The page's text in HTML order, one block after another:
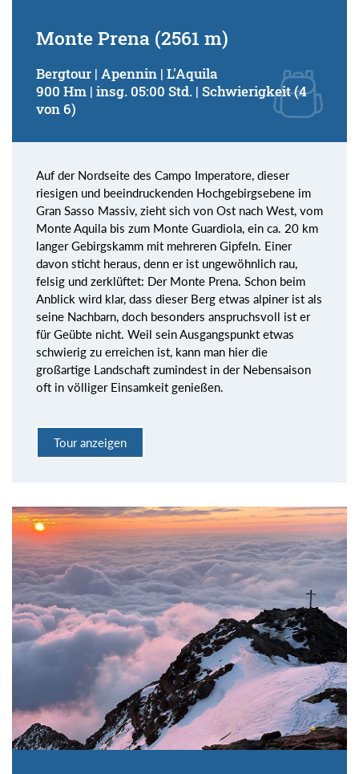
Monte Prena (2561 m)
Bergtour | Apennin | L'Aquila
900 Hm | insg. 05:00 Std. | Schwierigkeit (4
von 6)
Auf der Nordseite des Campo Imperatore, dieser
riesigen und beeindruckenden Hochgebirgsebene im
Gran Sasso Massiv, zieht sich von Ost nach West, vom
Monte Aquila bis zum Monte Guardiola, ein ca. 20 km
langer Gebirgskamm mit mehreren Gipfeln. Einer
davon sticht heraus, denn er ist ungewöhnlich rau,
felsig und zerklüftet: Der Monte Prena. Schon beim
Anblick wird klar, dass dieser Berg etwas alpiner ist als
seine Nachbarn, doch besonders anspruchsvoll ist er
für Geübte nicht. Weil sein Ausgangspunkt etwas
schwierig zu erreichen ist, kann man hier die
großartige Landschaft zumindest in der Nebensaison
oft in völliger Einsamkeit genießen.
Tour anzeigen